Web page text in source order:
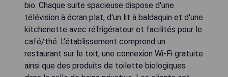
bio. Chaque suite spacieuse dispose d'une
télévision à écran plat, d'un lit à baldaquin et d'une
kitchenette avec réfrigérateur et facilités pour le
café/thé. L'établissement comprend un
restaurant sur le toit, une connexion Wi-Fi gratuite
ainsi que des produits de toilette biologiques